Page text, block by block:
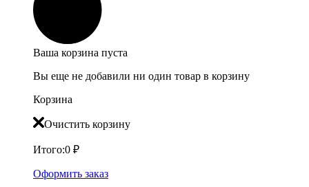
Ваша корзина пуста
Вы еще не добавили ни один товар в корзину
Корзина
Очистить корзину
Итого:0 ₽
Оформить заказ